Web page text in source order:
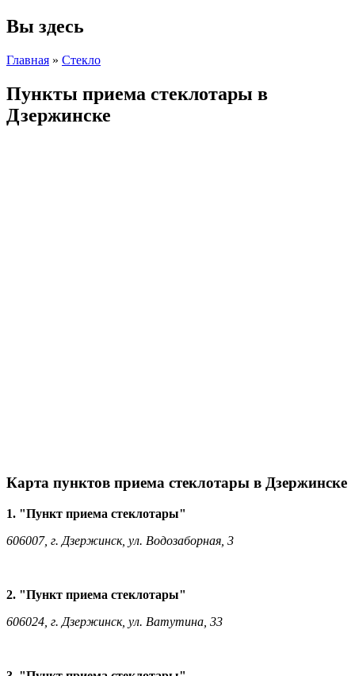
Вы здесь
Главная » Стекло
Пункты приема стеклотары в
Дзержинске
Карта пунктов приема стеклотары в Дзержинске
1. "Пункт приема стеклотары"
606007, г. Дзержинск, ул. Водозаборная, 3
2. "Пункт приема стеклотары"
606024, г. Дзержинск, ул. Ватутина, 33